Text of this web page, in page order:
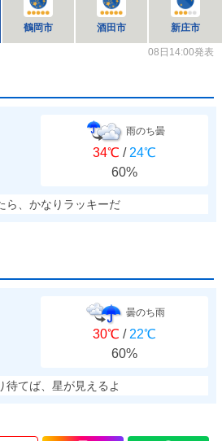
鶴岡市 酒田市 新庄市
08日14:00発表
雨のち曇
34℃ / 24℃
60%
ら、かなりラッキーだ
曇のち雨
30℃ / 22℃
60%
待てば、星が見えるよ